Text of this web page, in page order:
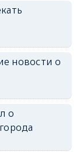
новости о
о